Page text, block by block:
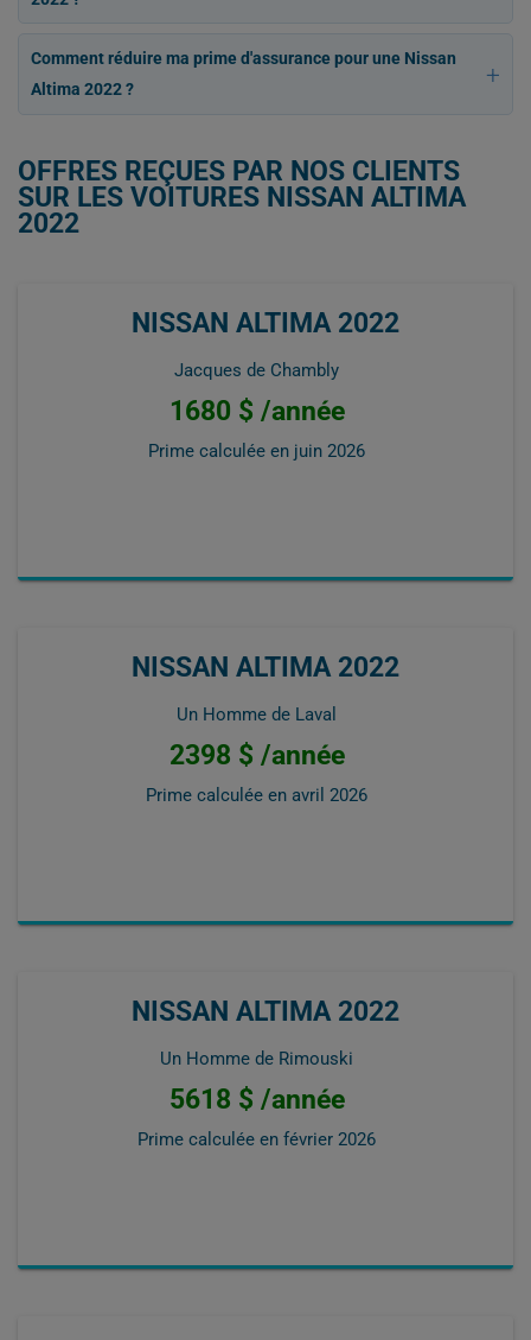
Comment réduire ma prime d'assurance pour une Nissan
Altima 2022 ?
OFFRES REÇUES PAR NOS CLIENTS
SUR LES VOITURES NISSAN ALTIMA
2022
NISSAN ALTIMA 2022
Jacques de Chambly
1680 $ /année
Prime calculée en juin 2026
NISSAN ALTIMA 2022
Un Homme de Laval
2398 $ /année
Prime calculée en avril 2026
NISSAN ALTIMA 2022
Un Homme de Rimouski
5618 $ /année
Prime calculée en février 2026